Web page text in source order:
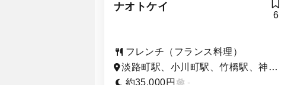
ナオトケイ
6
フレンチ（フランス料理）
淡路町駅、小川町駅、竹橋駅、神保
町駅、新御茶ノ水駅、神田駅、大手
約35,000円
-